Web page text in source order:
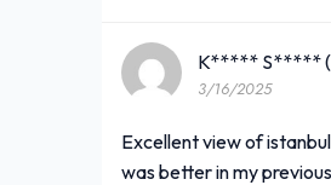
K***** S*****
3/16/2025
Excellent view of
was better in my